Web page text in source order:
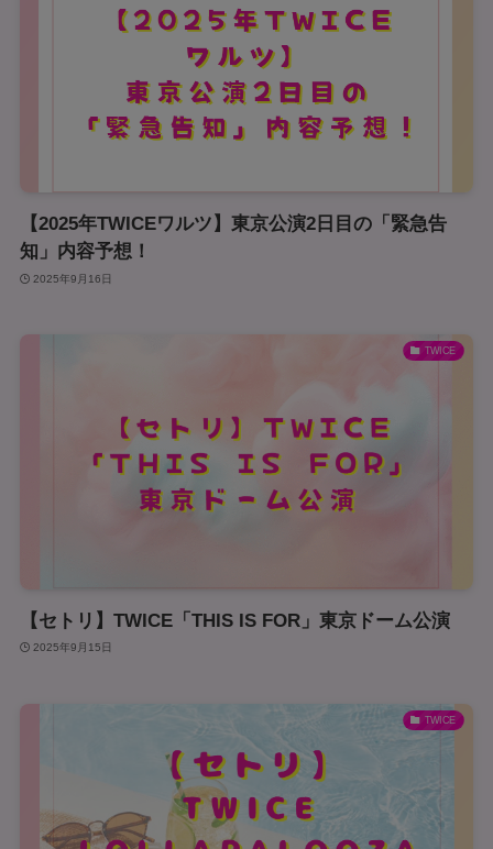
【2025年TWICEワルツ】東京公演2日目の「緊急告
知」内容予想！
2025年9月16日
TWICE
【セトリ】TWICE「THIS IS FOR」東京ドーム公演
2025年9月15日
TWICE